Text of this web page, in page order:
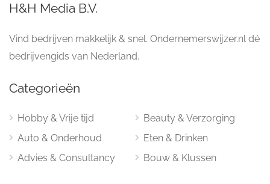
H&H Media B.V.
Vind bedrijven makkelijk & snel. Ondernemerswijzer.nl dé
bedrijvengids van Nederland.
Categorieën
Hobby & Vrije tijd
Auto & Onderhoud
Advies & Consultancy
Beauty & Verzorging
Eten & Drinken
Bouw & Klussen